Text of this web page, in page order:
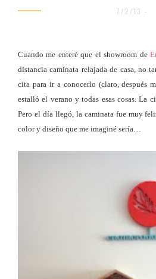
7/2/13 -
Cuando me enteré que el showroom de
distancia caminata relajada de casa, no
cita para ir a conocerlo (claro, después
estalló el verano y todas esas cosas. La
Pero el día llegó, la caminata fue muy
color y diseño que me imaginé sería…